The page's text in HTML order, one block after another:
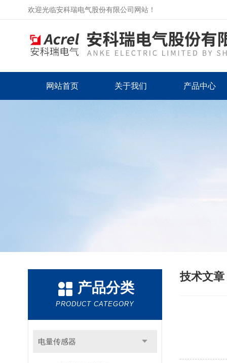
欢迎光临安科瑞电气股份有限公司网站！
网站首页 关于我们 产品中心
产品分类
PRODUCT CATEGORY
电量传感器
技术文章